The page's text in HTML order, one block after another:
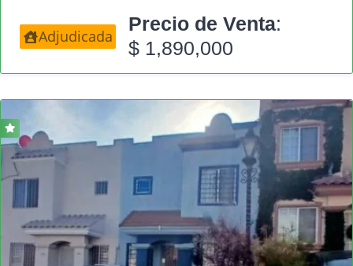
Adjudicada
Precio de Venta:
$ 1,890,000